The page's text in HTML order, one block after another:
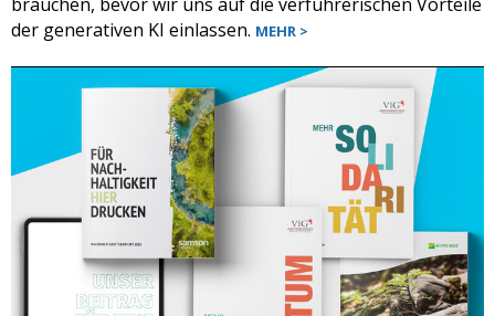
der generativen KI einlassen. MEHR >